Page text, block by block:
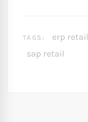
TAGS: erp retail
sap retail